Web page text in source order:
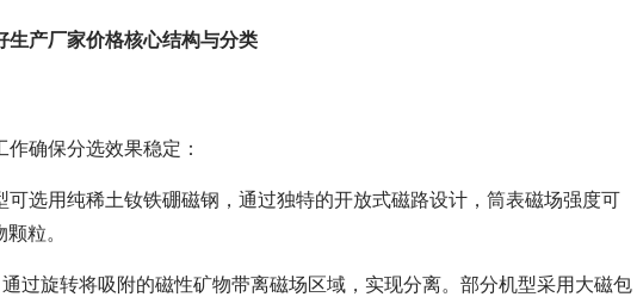
生产厂家价格核心结构与分类
确保分选效果稳定：
选用纯稀土钕铁硼磁钢，通过独特的开放式磁路设计，筒表磁场强度可
粒。
过旋转将吸附的磁性矿物带离磁场区域，实现分离。部分机型采用大磁包